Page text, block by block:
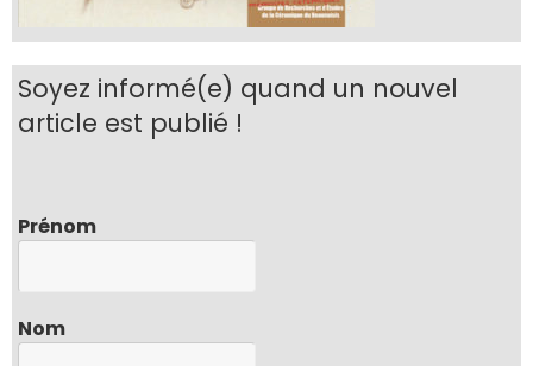
Soyez informé(e) quand un nouvel
article est publié !
Prénom
Nom